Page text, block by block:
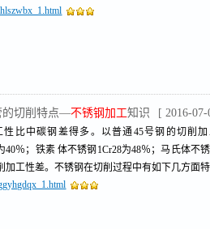
的切削特点—不锈钢加工知识 [ 2016-
比中碳钢差得多。以普通45号钢的切削
40％；铁素 体不锈钢1Cr28为48％；马氏体不
加工性差。不锈钢在切削过程中有如下几方面